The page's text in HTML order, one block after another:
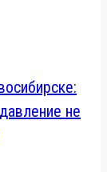
не